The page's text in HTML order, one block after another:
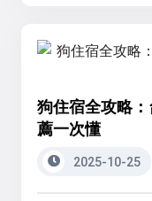
狗住宿全攻略
薦一次懂
2025-10-25